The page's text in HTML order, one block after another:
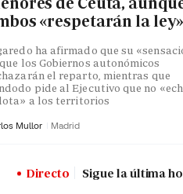
«respetarán la ley»
ha afirmado que su
los Gobiernos autonómicos
el reparto, mientras que
pide al Ejecutivo que no
a los territorios
Mullor Madrid
Directo Sigue la última